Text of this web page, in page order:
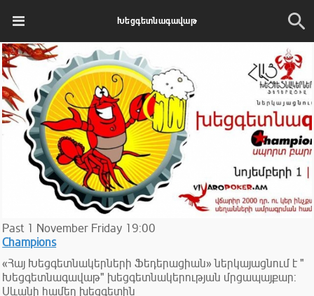
Խեցգետնագավաթ
Past 1 November Friday 19:00
Champions
«Հայ Խեցգետնակերների Ֆեդերացիան» ներկայացնում է "
Խեցգետնագավաթ" խեցգետնակերության մրցապայքար:
Սևանի համեղ խեցգետին